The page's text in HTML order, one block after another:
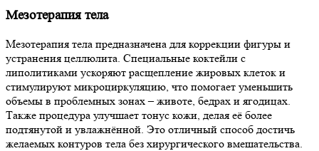
Мезотерапия тела
Мезотерапия тела предназначена для коррекции фигуры и
устранения целлюлита. Специальные коктейли с
липолитиками ускоряют расщепление жировых клеток и
стимулируют микроциркуляцию, что помогает уменьшить
объемы в проблемных зонах – животе, бедрах и ягодицах.
Также процедура улучшает тонус кожи, делая её более
подтянутой и увлажнённой. Это отличный способ достичь
желаемых контуров тела без хирургического вмешательства.